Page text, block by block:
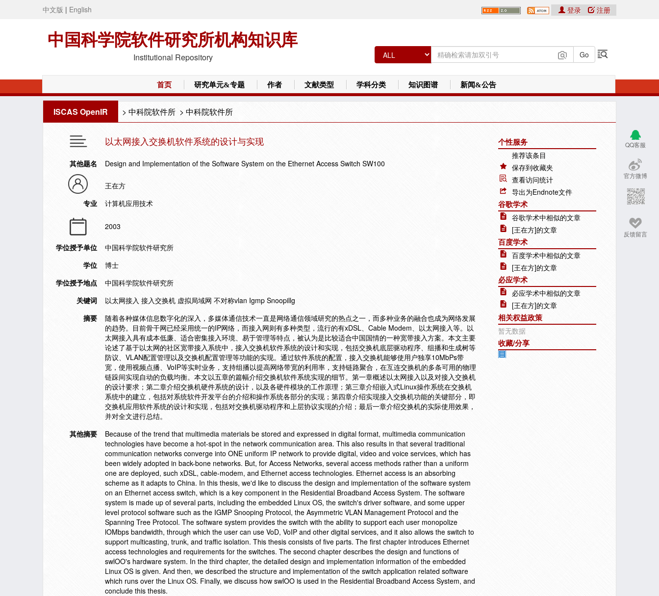
中文版 | English
中国科学院软件研究所机构知识库
Institutional Repository
登录 注册
首页 研究单元&专题 作者 文献类型 学科分类 知识图谱 新闻&公告
ISCAS OpenIR > 中科院软件所 > 中科院软件所
QQ客服
官方微博
反馈留言
以太网接入交换机软件系统的设计与实现
其他题名 Design and Implementation of the Software System on the Ethernet Access Switch SW100
王在方
专业
计算机应用技术
2003
学位授予单位
中国科学院软件研究所
学位
博士
学位授予地点
中国科学院软件研究所
关键词
以太网接入 接入交换机 虚拟局域网 不对称vlan Igmp Snoopillg
摘要
随着各种媒体信息数字化的深入，多媒体通信技术一直是网络通信领域研究的热点之一，而多种业务的融合也成为网络发展
的趋势。目前骨干网已经采用统一的IP网络，而接入网则有多种类型，流行的有xDSL、Cable Modem、以太网接入等。以
太网接入具有成本低廉、适合密集接入环境、易于管理等特点，被认为是比较适合中国国情的一种宽带接入方案。本文主要
论述了基于以太网的社区宽带接入系统中，接入交换机软件系统的设计和实现，包括交换机底层驱动程序、组播和生成树等
防议、VLAN配置管理以及交换机配置管理等功能的实现。通过软件系统的配置，接入交换机能够使用户独享10MbPs带
宽，使用视频点播、VoIP等实时业务，支持组播以提高网络带宽的利用率，支持链路聚合，在互连交换机的多条可用的物理
链跺间实现自动的负载均衡。本文以五章的篇幅介绍交换机软件系统实现的细节。第一章概述以太网接入以及对接入交换机
的设计要求；第二章介绍交换机硬件系统的设计，以及各硬件模块的工作原理；第三章介绍嵌入式Linux操作系统在交换机
系统中的建立，包括对系统软件开发平台的介绍和操作系统各部分的实现；第四章介绍实现接入交换机功能的关键部分，即
交换机应用软件系统的设计和实现，包括对交换机驱动程序和上层协议实现的介绍；最后一章介绍交换机的实际使用效果，
并对全文进行总结。
其他摘要
Because of the trend that multimedia materials be stored and expressed in digital format, multimedia communication
technologies have become a hot-spot in the network communication area. This also results in that several traditional
communication networks converge into ONE uniform IP network to provide digital, video and voice services, which has
been widely adopted in back-bone networks. But, for Access Networks, several access methods rather than a uniform
one are deployed, such xDSL, cable-modem, and Ethernet access technologies. Ethernet access is an absorbing
scheme as it adapts to China. In this thesis, we'd like to discuss the design and implementation of the software system
on an Ethernet access switch, which is a key component in the Residential Broadband Access System. The software
system is made up of several parts, including the embedded Linux OS, the switch's driver software, and some upper
level protocol software such as the IGMP Snooping Protocol, the Asymmetric VLAN Management Protocol and the
Spanning Tree Protocol. The software system provides the switch with the ability to support each user monopolize
lOMbps bandwidth, through which the user can use VoD, VoIP and other digital services, and it also allows the switch to
support multicasting, trunk, and traffic isolation. This thesis consists of five parts. The first chapter introduces Ethernet
access technologies and requirements for the switches. The second chapter describes the design and functions of
swlOO's hardware system. In the third chapter, the detailed design and implementation information of the embedded
Linux OS is given. And then, we described the structure and implementation of the switch application related software
which runs over the Linux OS. Finally, we discuss how swlOO is used in the Residential Broadband Access System, and
conclude this thesis.
个性服务
推荐该条目
保存到收藏夹
查看访问统计
导出为Endnote文件
谷歌学术
谷歌学术中相似的文章
[王在方]的文章
百度学术
百度学术中相似的文章
[王在方]的文章
必应学术
必应学术中相似的文章
[王在方]的文章
相关权益政策
暂无数据
收藏/分享